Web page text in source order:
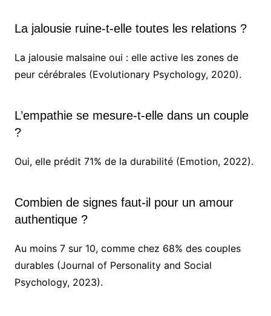
La jalousie ruine-t-elle toutes les relations ?
La jalousie malsaine oui : elle active les zones de
peur cérébrales (Evolutionary Psychology, 2020).
L’empathie se mesure-t-elle dans un couple
?
Oui, elle prédit 71% de la durabilité (Emotion, 2022).
Combien de signes faut-il pour un amour
authentique ?
Au moins 7 sur 10, comme chez 68% des couples
durables (Journal of Personality and Social
Psychology, 2023).